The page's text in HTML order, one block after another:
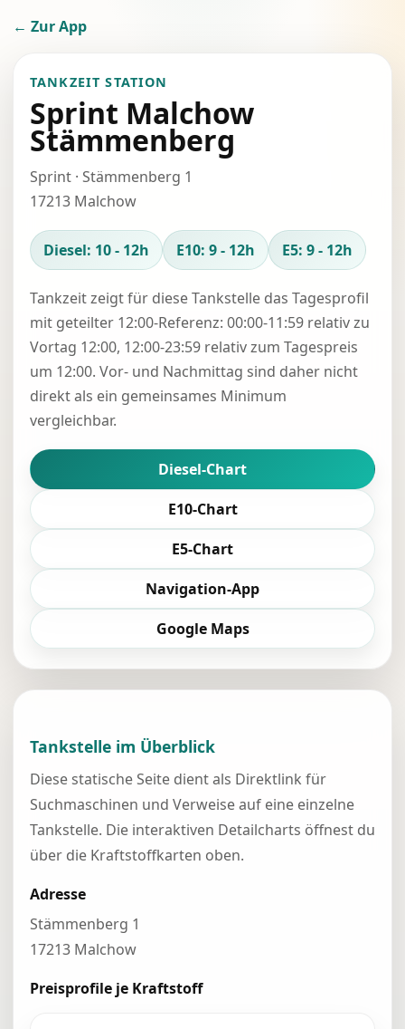
← Zur App
TANKZEIT STATION
Sprint Malchow
Stämmenberg
Sprint · Stämmenberg 1
17213 Malchow
Diesel: 10 - 12h E10: 9 - 12h E5: 9 - 12h
Tankzeit zeigt für diese Tankstelle das Tagesprofil
mit geteilter 12:00-Referenz: 00:00-11:59 relativ zu
Vortag 12:00, 12:00-23:59 relativ zum Tagespreis
um 12:00. Vor- und Nachmittag sind daher nicht
direkt als ein gemeinsames Minimum
vergleichbar.
Diesel-Chart
E10-Chart
E5-Chart
Navigation-App
Google Maps
Tankstelle im Überblick
Diese statische Seite dient als Direktlink für
Suchmaschinen und Verweise auf eine einzelne
Tankstelle. Die interaktiven Detailcharts öffnest du
über die Kraftstoffkarten oben.
Adresse
Stämmenberg 1
17213 Malchow
Preisprofile je Kraftstoff